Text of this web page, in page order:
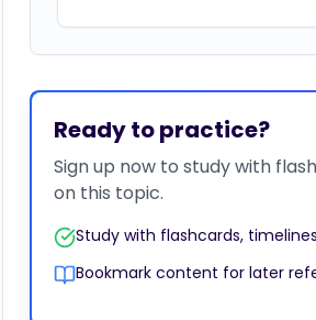
Ready to practice?
Sign up now to study with
on this topic.
Study with flashcards,
Bookmark content for later